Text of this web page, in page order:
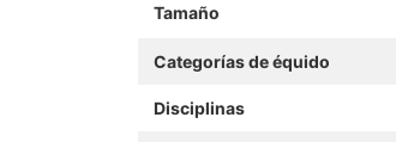
Tamaño
Categorías de équido
Disciplinas